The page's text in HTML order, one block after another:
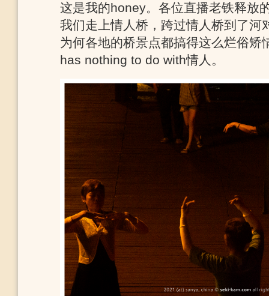
这是我的honey。各位直播老铁释放
我们走上情人桥，跨过情人桥到了河
为何各地的桥景点都搞得这么烂俗矫
has nothing to do with情人。